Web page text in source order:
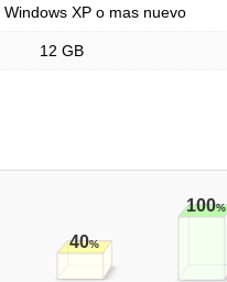
XP o mas nuevo
12 GB
40%
100%